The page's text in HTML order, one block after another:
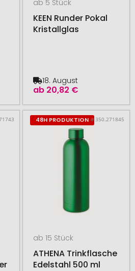
ab 5 Stück
KEEN Runder Pokal
Kristallglas
ab 20,82 €
18. August
48H PRODUKTION # 350.271845
ab 15 Stück
ATHENA Trinkflasche
Edelstahl 500 ml